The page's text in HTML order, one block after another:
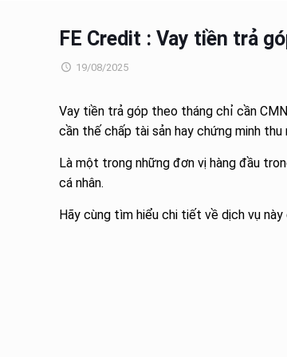
FE Credit : Vay tiền trả
19/08/2025
Vay tiền trả góp theo tháng chỉ cần
cần thế chấp tài sản hay chứng minh thu
Là một trong những đơn vị hàng đầu
cá nhân.
Hãy cùng tìm hiểu chi tiết về dịch vụ